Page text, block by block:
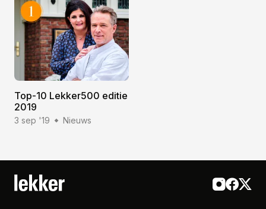
Top-10 Lekker500 editie
2019
3 sep '19 Nieuws